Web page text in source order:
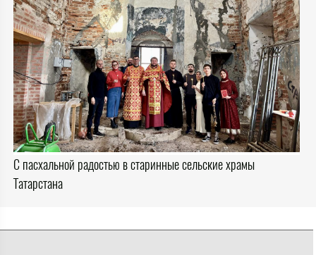
С пасхальной радостью в старинные сельские храмы
Татарстана